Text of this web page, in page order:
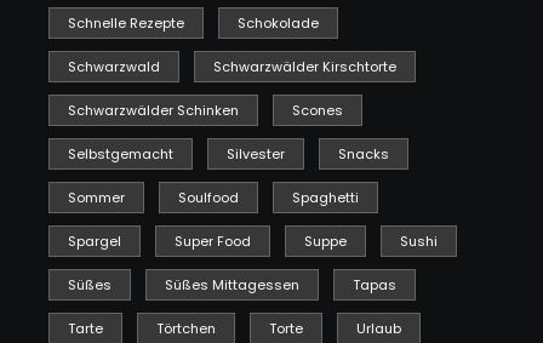
Schnelle Rezepte Schokolade
Schwarzwald Schwarzwälder Kirschtorte
Schwarzwälder Schinken Scones
Selbstgemacht Silvester Snacks
Sommer Soulfood Spaghetti
Spargel Super Food Suppe Sushi
Süßes Süßes Mittagessen Tapas
Tarte Törtchen Torte Urlaub